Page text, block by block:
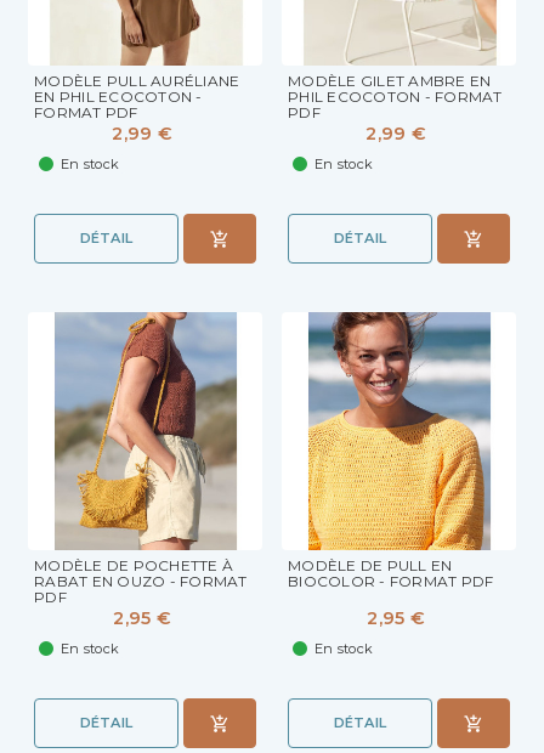
MODÈLE PULL AURÉLIANE
EN PHIL ECOCOTON -
FORMAT PDF
2,99 €
En stock
DÉTAIL
MODÈLE GILET AMBRE EN
PHIL ECOCOTON - FORMAT
PDF
2,99 €
En stock
DÉTAIL
MODÈLE DE POCHETTE À
RABAT EN OUZO - FORMAT
PDF
2,95 €
En stock
DÉTAIL
MODÈLE DE PULL EN
BIOCOLOR - FORMAT PDF
2,95 €
En stock
DÉTAIL